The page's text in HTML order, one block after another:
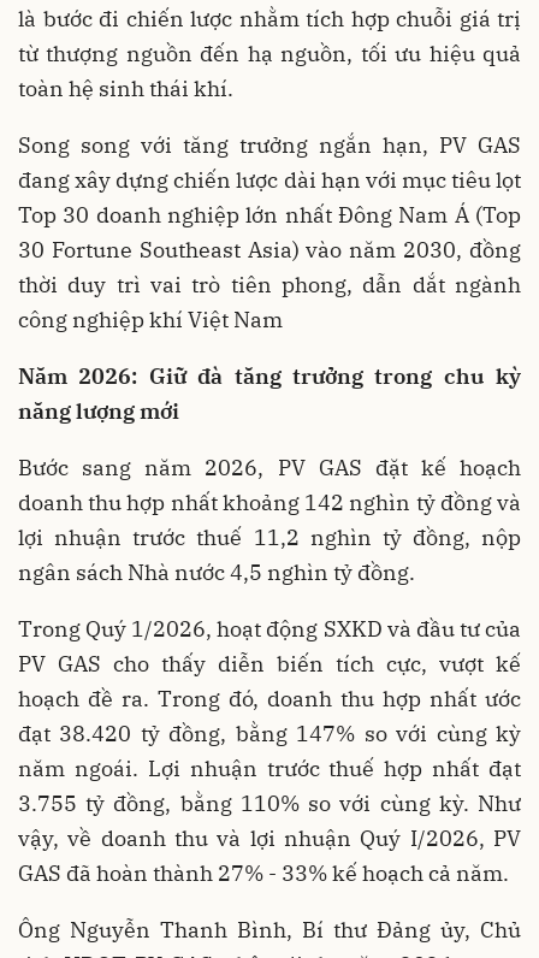
là bước đi chiến lược nhằm tích hợp chuỗi giá trị
từ thượng nguồn đến hạ nguồn, tối ưu hiệu quả
toàn hệ sinh thái khí.
Song song với tăng trưởng ngắn hạn, PV GAS
đang xây dựng chiến lược dài hạn với mục tiêu lọt
Top 30 doanh nghiệp lớn nhất Đông Nam Á (Top
30 Fortune Southeast Asia) vào năm 2030, đồng
thời duy trì vai trò tiên phong, dẫn dắt ngành
công nghiệp khí Việt Nam
Năm 2026: Giữ đà tăng trưởng trong chu kỳ
năng lượng mới
Bước sang năm 2026, PV GAS đặt kế hoạch
doanh thu hợp nhất khoảng 142 nghìn tỷ đồng và
lợi nhuận trước thuế 11,2 nghìn tỷ đồng, nộp
ngân sách Nhà nước 4,5 nghìn tỷ đồng.
Trong Quý 1/2026, hoạt động SXKD và đầu tư của
PV GAS cho thấy diễn biến tích cực, vượt kế
hoạch đề ra. Trong đó, doanh thu hợp nhất ước
đạt 38.420 tỷ đồng, bằng 147% so với cùng kỳ
năm ngoái. Lợi nhuận trước thuế hợp nhất đạt
3.755 tỷ đồng, bằng 110% so với cùng kỳ. Như
vậy, về doanh thu và lợi nhuận Quý I/2026, PV
GAS đã hoàn thành 27% - 33% kế hoạch cả năm.
Ông Nguyễn Thanh Bình, Bí thư Đảng ủy, Chủ